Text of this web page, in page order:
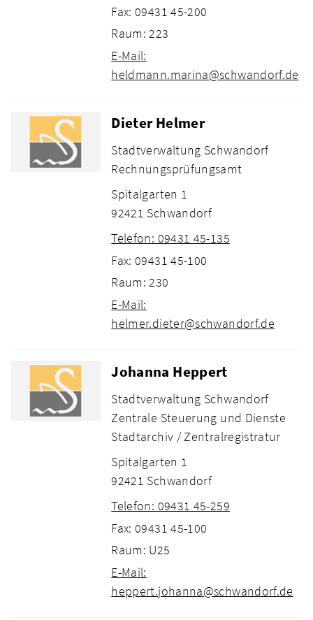
Fax: 09431 45-200
Raum: 223
E-Mail:
heldmann.marina@schwandorf.de
Dieter Helmer
Stadtverwaltung Schwandorf
Rechnungsprüfungsamt
Spitalgarten 1
92421 Schwandorf
Telefon: 09431 45-135
Fax: 09431 45-100
Raum: 230
E-Mail:
helmer.dieter@schwandorf.de
Johanna Heppert
Stadtverwaltung Schwandorf
Zentrale Steuerung und Dienste
Stadtarchiv / Zentralregistratur
Spitalgarten 1
92421 Schwandorf
Telefon: 09431 45-259
Fax: 09431 45-100
Raum: U25
E-Mail:
heppert.johanna@schwandorf.de